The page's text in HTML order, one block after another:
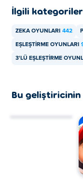
İlgili kategoriler
ZEKA OYUNLARI 442
EŞLEŞTIRME OYUNLARI
3'LÜ EŞLEŞTIRME
Bu geliştiricinin